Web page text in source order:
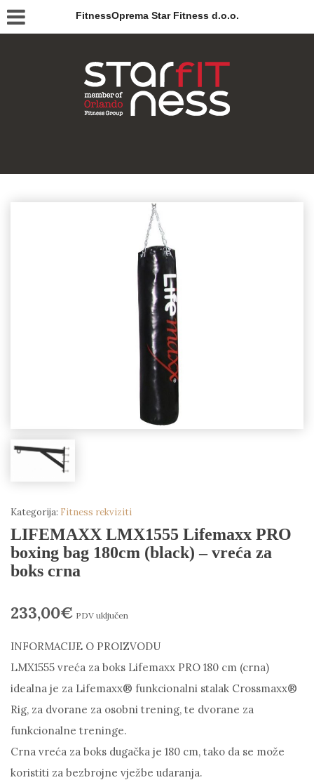
FitnessOprema Star Fitness d.o.o.
Kategorija: Fitness rekviziti
LIFEMAXX LMX1555 Lifemaxx PRO
boxing bag 180cm (black) – vreća za
boks crna
233,00€ PDV uključen
INFORMACIJE O PROIZVODU
LMX1555 vreća za boks Lifemaxx PRO 180 cm (crna)
idealna je za Lifemaxx® funkcionalni stalak Crossmaxx®
Rig, za dvorane za osobni trening, te dvorane za
funkcionalne treninge.
Crna vreća za boks dugačka je 180 cm, tako da se može
koristiti za bezbrojne vježbe udaranja.